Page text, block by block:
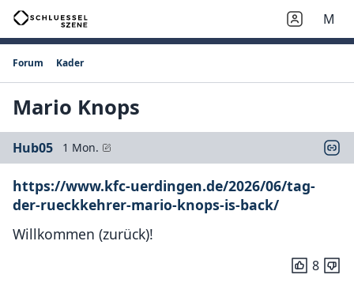
M
Forum Kader
Mario Knops
Hub05 1 Mon.
https://www.kfc-uerdingen.de/2026/06/tag-
der-rueckkehrer-mario-knops-is-back/
Willkommen (zurück)!
8